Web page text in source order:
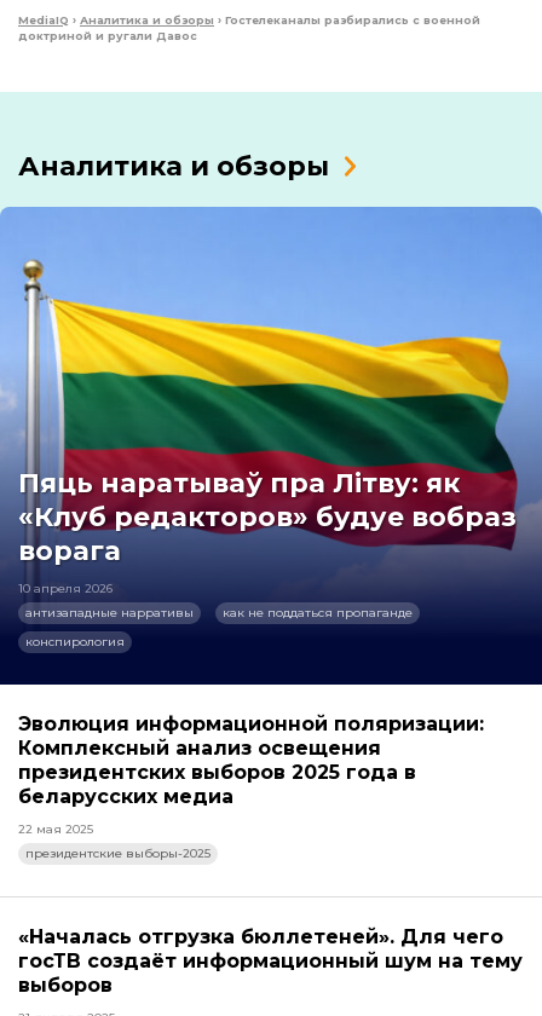
MediaIQ › Аналитика и обзоры › Гостелеканалы разбирались с военной
доктриной и ругали Давос
Аналитика и обзоры
Пяць наратываў пра Літву: як
«Клуб редакторов» будуе вобраз
ворага
10 апреля 2026
антизападные нарративы
как не поддаться пропаганде
конспирология
Эволюция информационной поляризации:
Комплексный анализ освещения
президентских выборов 2025 года в
беларусских медиа
22 мая 2025
президентские выборы-2025
«Началась отгрузка бюллетеней». Для чего
госТВ создаёт информационный шум на тему
выборов